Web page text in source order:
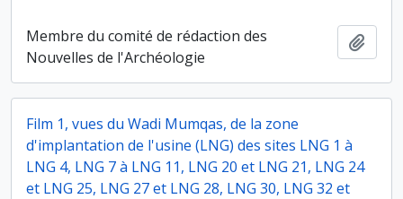
Membre du comité de rédaction des
Nouvelles de l'Archéologie
Film 1, vues du Wadi Mumqas, de la zone
d'implantation de l'usine (LNG) des sites LNG 1 à
LNG 4, LNG 7 à LNG 11, LNG 20 et LNG 21, LNG 24
et LNG 25, LNG 27 et LNG 28, LNG 30, LNG 32 et